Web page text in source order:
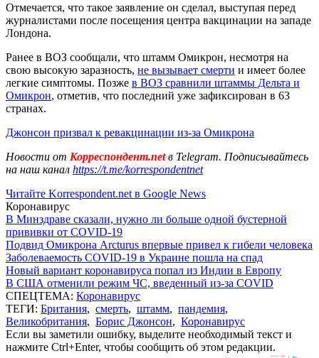
Отмечается, что такое заявление он сделал, выступая перед
журналистами после посещения центра вакцинации на западе
Лондона.
Ранее в ВОЗ сообщали, что штамм Омикрон, несмотря на
свою высокую заразность, не вызывает смерти и имеет более
легкие симптомы. Позже в ВОЗ сравнили штаммы Дельта и
Омикрон, отметив, что последний уже зафиксирован в 63
странах.
Джонсон призвал к ревакцинации из-за Омикрона
Новости от Корреспондент.netв Telegram. Подписывайтесь
на наш канал https://t.me/korrespondentnet
Читайте Korrespondent.net в Google News
Коронавирус
В Минздраве сказали, нужно ли больше одной бустерной
прививки от COVID-19
Подвид Омикрона Arcturus впервые привел к гибели человека
Заболеваемость COVID-19 в Украине пошла на спад
Новый вариант коронавируса попал из Индии в Европу
В США отменили режим ЧС, введенный из-за COVID
СПЕЦТЕМА: Коронавирус
ТЕГИ: Британия, смерть, штамм, пандемия,
Великобритания, Борис Джонсон, Коронавирус
Если вы заметили ошибку, выделите необходимый текст и
нажмите Ctrl+Enter, чтобы сообщить об этом редакции.